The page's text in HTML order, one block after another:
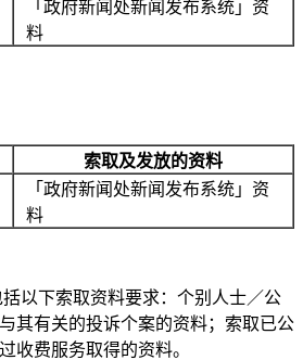
「政府新闻处新闻发布系统」资
料
索取及发放的资料
「政府新闻处新闻发布系统」资
料
以下索取资料要求：个别人士／公
其有关的投诉个案的资料；索取已公
收费服务取得的资料。